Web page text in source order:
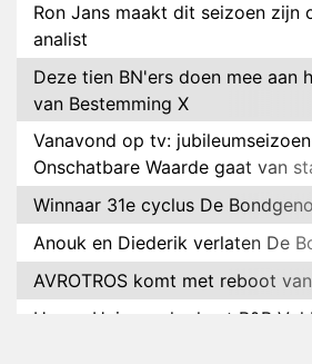
Ron Jans maakt dit seizoen zijn
analist
Deze tien BN'ers doen mee aan
van Bestemming X
Vanavond op tv:
Onschatbare Waarde gaat van
Winnaar 31e cyclus De
Anouk en Diederik verlaten De
AVROTROS komt met reboot
Henny Huisman herkent B&B Vol